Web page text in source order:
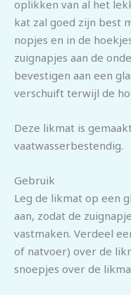
oplikken van al het
kat zal goed zijn best
nopjes en in de
zuignapjes aan de
bevestigen aan een
verschuift terwijl de
Deze likmat is
vaatwasserbestendig.
Gebruik
Leg de likmat op een
aan, zodat de
vastmaken. Verdeel
of natvoer) over de
snoepjes over de